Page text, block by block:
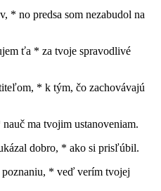
* no predsa som nezabudol na
ťa * za tvoje spravodlivé
* k tým, čo zachovávajú
ma tvojim ustanoveniam.
dobro, * ako si prisľúbil.
* veď verím tvojej